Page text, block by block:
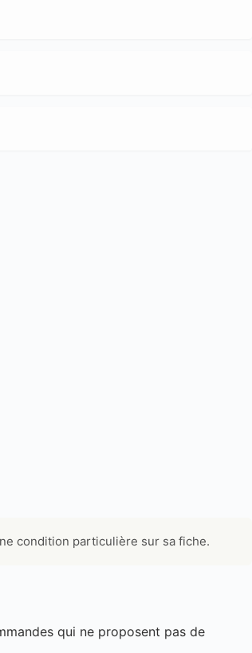
condition particulière sur sa fiche.
qui ne proposent pas de